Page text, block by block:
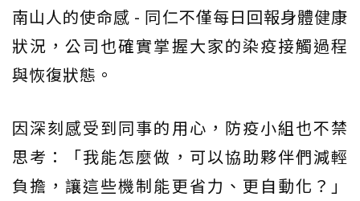
南山人的使命感 - 同仁不僅每日回報身體健康
狀況，公司也確實掌握大家的染疫接觸過程
與恢復狀態。
因深刻感受到同事的用心，防疫小組也不禁
思考：「我能怎麼做，可以協助夥伴們減輕
負擔，讓這些機制能更省力、更自動化？」